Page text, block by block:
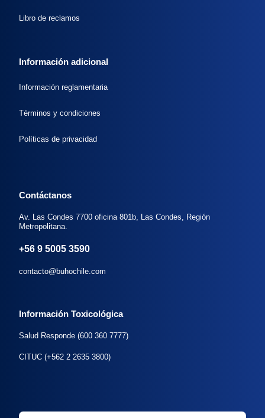
Libro de reclamos
Información adicional
Información reglamentaria
Términos y condiciones
Políticas de privacidad
Contáctanos
Av. Las Condes 7700 oficina 801b, Las Condes, Región
Metropolitana.
+56 9 5005 3590
contacto@buhochile.com
Información Toxicológica
Salud Responde (600 360 7777)
CITUC (+562 2 2635 3800)